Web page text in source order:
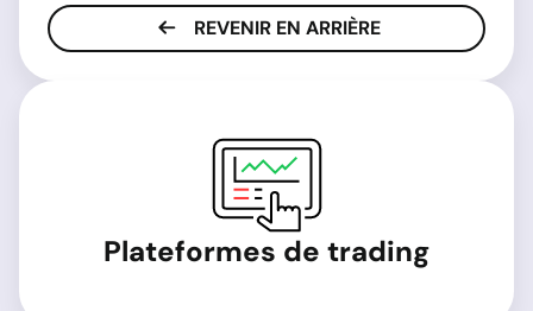
REVENIR EN ARRIÈRE
Plateformes de trading